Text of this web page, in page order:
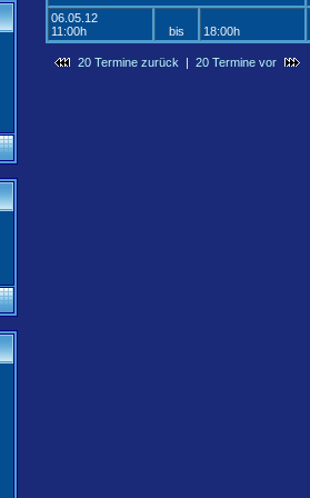
06.05.12
11:00h
bis 18:00h
20 Termine zurück | 20 Termine vor